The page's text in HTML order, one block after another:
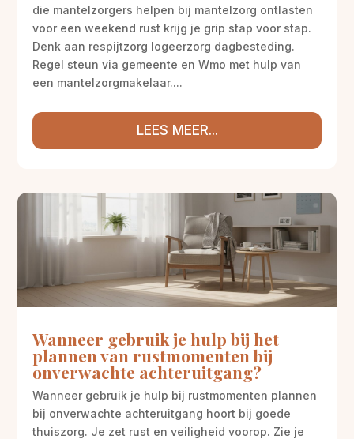
die mantelzorgers helpen bij mantelzorg ontlasten
voor een weekend rust krijg je grip stap voor stap.
Denk aan respijtzorg logeerzorg dagbesteding.
Regel steun via gemeente en Wmo met hulp van
een mantelzorgmakelaar....
LEES MEER...
Wanneer gebruik je hulp bij het
plannen van rustmomenten bij
onverwachte achteruitgang?
Wanneer gebruik je hulp bij rustmomenten plannen
bij onverwachte achteruitgang hoort bij goede
thuiszorg. Je zet rust en veiligheid voorop. Zie je